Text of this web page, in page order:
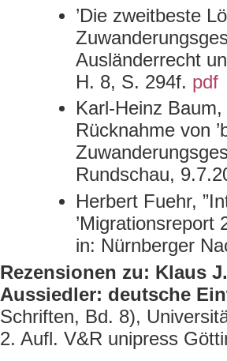
’Die zweitbeste
Ausländerrecht
H. 8, S. 294f. pdf
Karl-Heinz
Rücknahme von
Rundschau,
Herbert Fuehr,
’Migrationsreport
in: Nürnberger
Rezensionen zu: Klaus
Aussiedler: deutsche
Schriften, Bd. 8),
2. Aufl. V&R unipress